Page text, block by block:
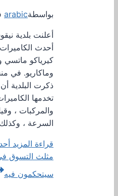
بواسطةarabic
أعلنت بلدية
أحدث
كيرياكو
وماكاريو. في
ذكرت البلدية
تخدمها
والمركبات ،
السرعة ،
قراءة المزيد
مثلث التسوق
سيتحكمون فيه